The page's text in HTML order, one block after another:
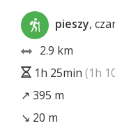
pieszy,
2.9 km
1h 25min (1h
↗ 395 m
↘ 20 m